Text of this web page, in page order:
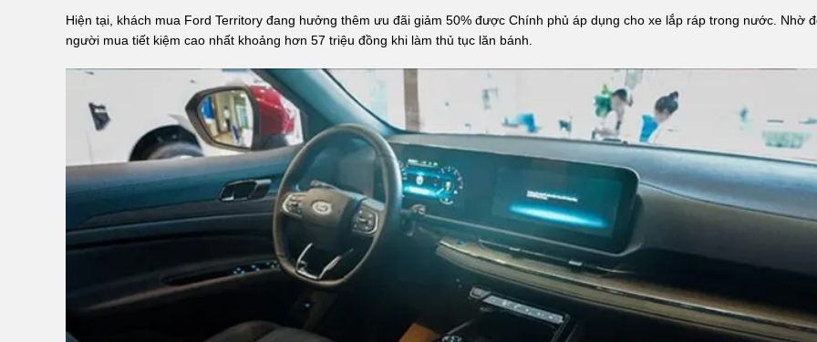
Hiện tại, khách mua Ford Territory đang hưởng thêm ưu đãi giảm 50% được Chính phủ áp dụng cho xe lắp ráp trong nước. Nhờ
người mua tiết kiệm cao nhất khoảng hơn 57 triệu đồng khi làm thủ tục lăn bánh.